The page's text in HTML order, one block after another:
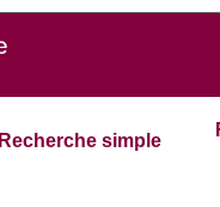
Recherche simple